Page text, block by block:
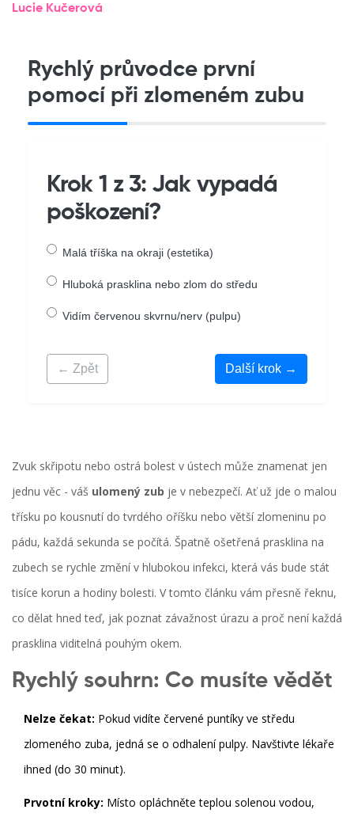
Lucie Kučerová
Rychlý průvodce první
pomocí při zlomeném zubu
Krok 1 z 3: Jak vypadá
poškození?
Malá tříška na okraji (estetika)
Hluboká prasklina nebo zlom do středu
Vidím červenou skvrnu/nerv (pulpu)
← Zpět Další krok →
Zvuk skřipotu nebo ostrá bolest v ústech může znamenat jen
jednu věc - váš ulomený zub je v nebezpečí. Ať už jde o malou
třísku po kousnutí do tvrdého oříšku nebo větší zlomeninu po
pádu, každá sekunda se počítá. Špatně ošetřená prasklina na
zubech se rychle změní v hlubokou infekci, která vás bude stát
tisíce korun a hodiny bolesti. V tomto článku vám přesně řeknu,
co dělat hned teď, jak poznat závažnost úrazu a proč není každá
prasklina viditelná pouhým okem.
Rychlý souhrn: Co musíte vědět
Nelze čekat: Pokud vidíte červené puntíky ve středu
zlomeného zuba, jedná se o odhalení pulpy. Navštivte lékaře
ihned (do 30 minut).
Prvotní kroky: Místo opláchněte teplou solenou vodou,